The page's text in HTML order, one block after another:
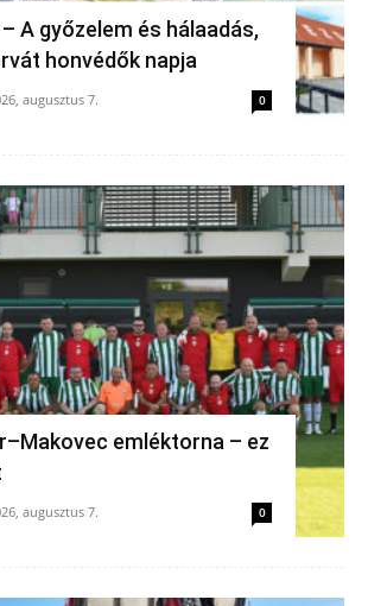
A győzelem és hálaadás,
honvédők napja
augusztus 7. 0
emléktorna – ez
augusztus 7. 0